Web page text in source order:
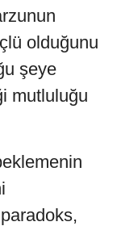
olduğunu
şeye
mutluluğu